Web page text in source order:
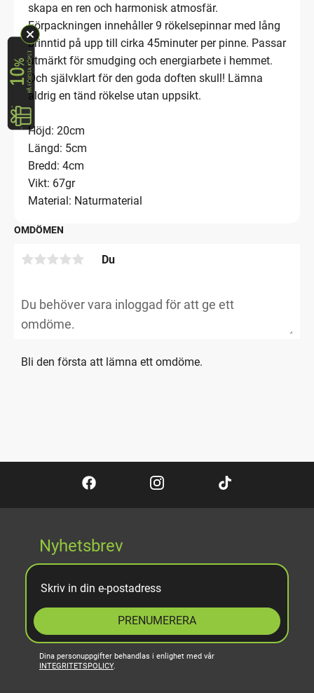
skapa en ren och harmonisk atmosfär.
Förpackningen innehåller 9 rökelsepinnar med lång
brinntid på upp till cirka 45minuter per pinne. Passar
utmärkt för smudging och energiarbete i hemmet.
Och självklart för den goda doften skull! Lämna
aldrig en tänd rökelse utan uppsikt.
Höjd: 20cm
Längd: 5cm
Bredd: 4cm
Vikt: 67gr
Material: Naturmaterial
OMDÖMEN
Du
Bli den första att lämna ett omdöme.
Nyhetsbrev
PRENUMERERA
Dina personuppgifter behandlas i enlighet med vår
INTEGRITETSPOLICY.